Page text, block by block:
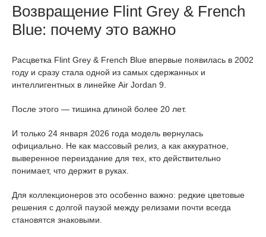
Возвращение Flint Grey & French
Blue: почему это важно
Расцветка Flint Grey & French Blue впервые появилась в 2002
году и сразу стала одной из самых сдержанных и
интеллигентных в линейке Air Jordan 9.
После этого — тишина длиной более 20 лет.
И только 24 января 2026 года модель вернулась
официально. Не как массовый релиз, а как аккуратное,
выверенное переиздание для тех, кто действительно
понимает, что держит в руках.
Для коллекционеров это особенно важно: редкие цветовые
решения с долгой паузой между релизами почти всегда
становятся знаковыми.